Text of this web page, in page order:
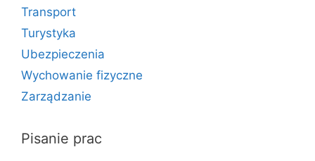
Transport
Turystyka
Ubezpieczenia
Wychowanie fizyczne
Zarządzanie
Pisanie prac